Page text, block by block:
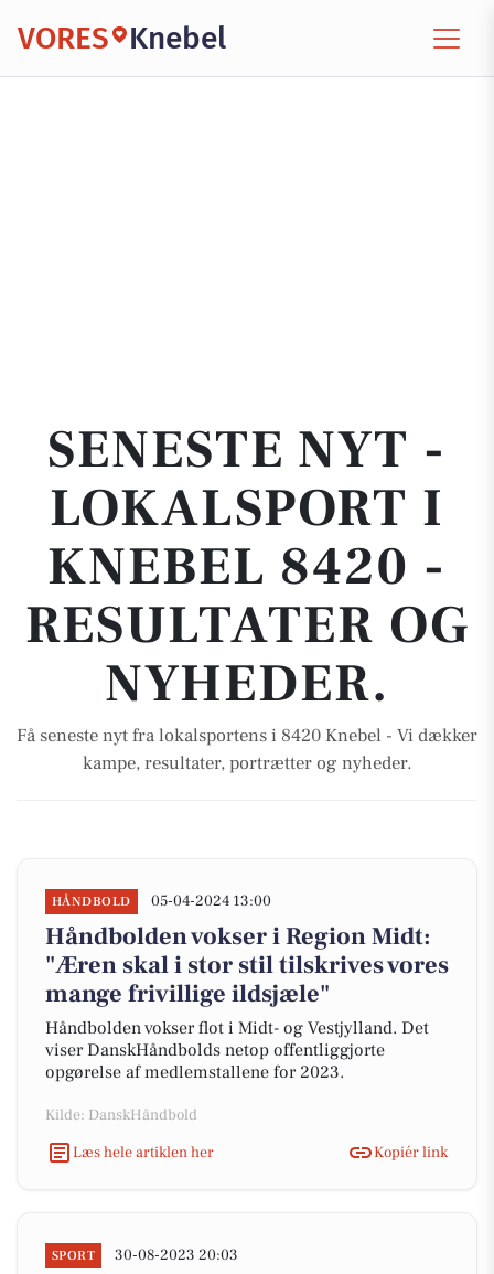
VORES Knebel
SENESTE NYT -
LOKALSPORT I
KNEBEL 8420 -
RESULTATER OG
NYHEDER.
Få seneste nyt fra lokalsportens i 8420 Knebel - Vi dækker
kampe, resultater, portrætter og nyheder.
HÅNDBOLD 05-04-2024 13:00
Håndbolden vokser i Region Midt:
"Æren skal i stor stil tilskrives vores
mange frivillige ildsjæle"
Håndbolden vokser flot i Midt- og Vestjylland. Det
viser DanskHåndbolds netop offentliggjorte
opgørelse af medlemstallene for 2023.
Kilde: DanskHåndbold
Læs hele artiklen her
Kopiér link
SPORT 30-08-2023 20:03